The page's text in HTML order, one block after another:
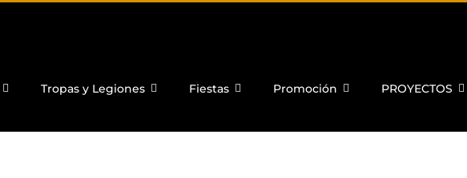
Tropas y Legiones Fiestas Promoción PROYECTOS